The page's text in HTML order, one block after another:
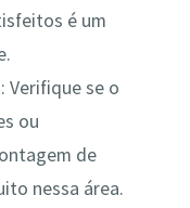
é um
: Verifique se o
ou
de
nessa área.